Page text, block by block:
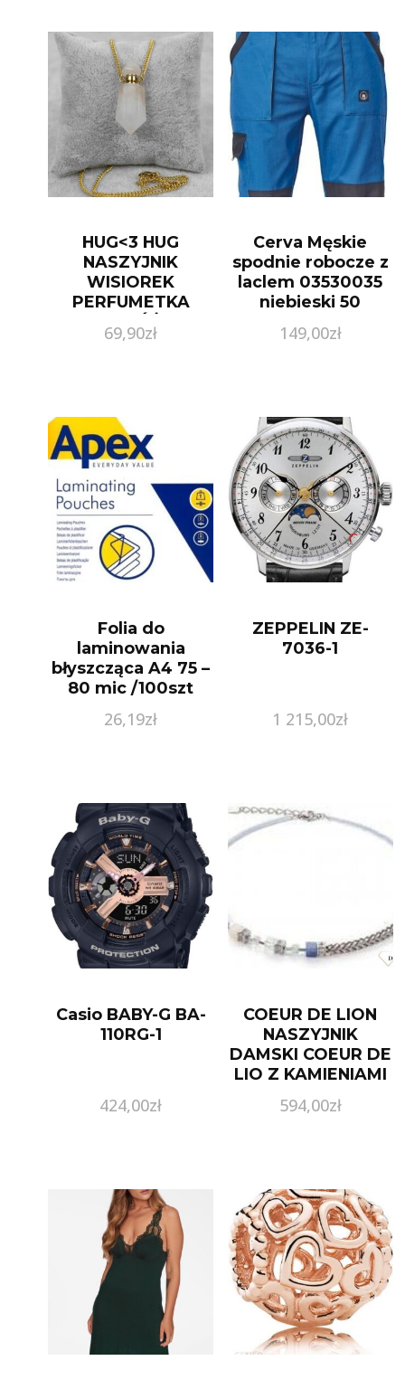
HUG<3 HUG
NASZYJNIK
WISIOREK
PERFUMETKA
69,90zł
Cerva Męskie
spodnie robocze z
laclem 03530035
niebieski 50
149,00zł
Folia do
laminowania
błyszcząca A4 75 –
80 mic /100szt
26,19zł
ZEPPELIN ZE-
7036-1
1 215,00zł
Casio BABY-G BA-
110RG-1
424,00zł
COEUR DE LION
NASZYJNIK
DAMSKI COEUR DE
LIO Z KAMIENIAMI
594,00zł